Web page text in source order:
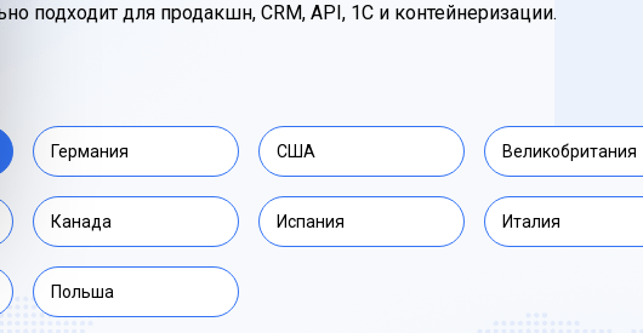
подходит для продакшн, CRM, API, 1С и контейнеризации.
Германия США Великобритания
Канада Испания Италия
Польша